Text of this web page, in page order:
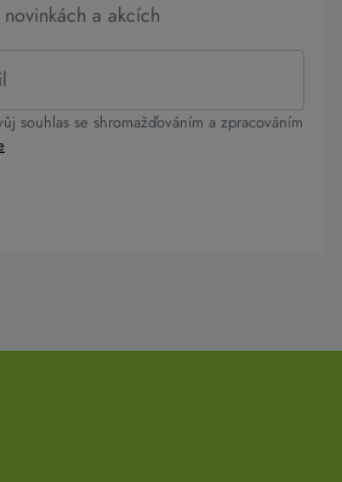
a akcích
souhlas se shromažďováním a zpracováním